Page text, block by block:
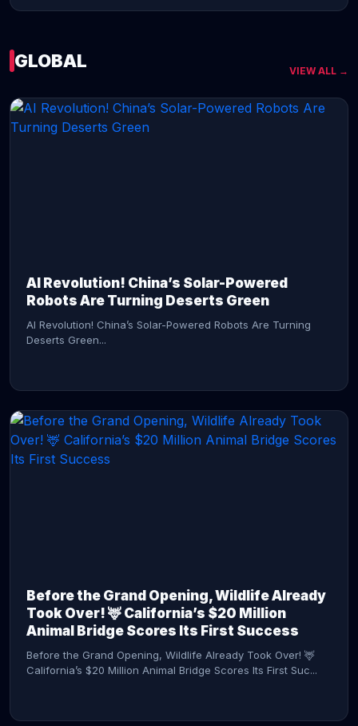
GLOBAL VIEW ALL →
AI Revolution! China’s Solar-Powered
Robots Are Turning Deserts Green
AI Revolution! China’s Solar-Powered Robots Are Turning
Deserts Green...
Before the Grand Opening, Wildlife Already
Took Over! 🦌 California’s $20 Million
Animal Bridge Scores Its First Success
Before the Grand Opening, Wildlife Already Took Over! 🦌
California’s $20 Million Animal Bridge Scores Its First Suc...